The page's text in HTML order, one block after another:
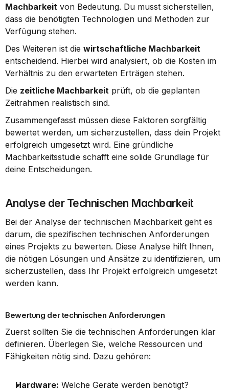
Machbarkeit von Bedeutung. Du musst sicherstellen,
dass die benötigten Technologien und Methoden zur
Verfügung stehen.
Des Weiteren ist die wirtschaftliche Machbarkeit
entscheidend. Hierbei wird analysiert, ob die Kosten im
Verhältnis zu den erwarteten Erträgen stehen.
Die zeitliche Machbarkeit prüft, ob die geplanten
Zeitrahmen realistisch sind.
Zusammengefasst müssen diese Faktoren sorgfältig
bewertet werden, um sicherzustellen, dass dein Projekt
erfolgreich umgesetzt wird. Eine gründliche
Machbarkeitsstudie schafft eine solide Grundlage für
deine Entscheidungen.
Analyse der Technischen Machbarkeit
Bei der Analyse der technischen Machbarkeit geht es
darum, die spezifischen technischen Anforderungen
eines Projekts zu bewerten. Diese Analyse hilft Ihnen,
die nötigen Lösungen und Ansätze zu identifizieren, um
sicherzustellen, dass Ihr Projekt erfolgreich umgesetzt
werden kann.
Bewertung der technischen Anforderungen
Zuerst sollten Sie die technischen Anforderungen klar
definieren. Überlegen Sie, welche Ressourcen und
Fähigkeiten nötig sind. Dazu gehören:
Hardware: Welche Geräte werden benötigt?